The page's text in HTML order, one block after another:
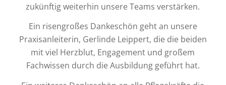
zukünftig weiterhin unsere Teams verstärken.
Ein risengroßes Dankeschön geht an unsere
Praxisanleiterin, Gerlinde Leippert, die die beiden
mit viel Herzblut, Engagement und großem
Fachwissen durch die Ausbildung geführt hat.